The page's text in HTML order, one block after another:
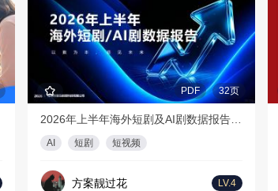
PDF 32页
2026年上半年海外短剧及AI剧数据报告-DataEye
AI 短剧 短视频
方案靓过花 LV.4